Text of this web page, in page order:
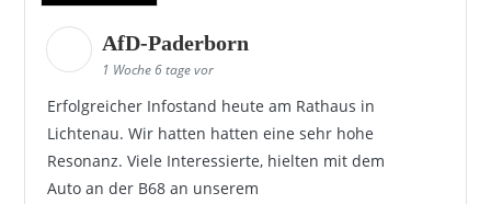
AfD-Paderborn
1 Woche 6 tage vor
Erfolgreicher Infostand heute am Rathaus in
Lichtenau. Wir hatten hatten eine sehr hohe
Resonanz. Viele Interessierte, hielten mit dem
Auto an der B68 an unserem